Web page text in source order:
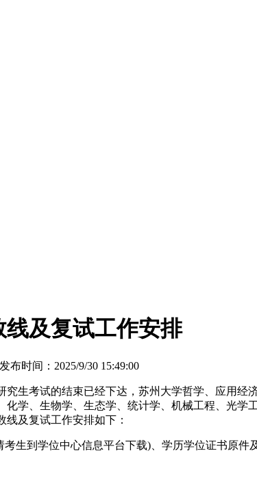
及复试工作安排
发布时间：2025/9/30 15:49:00
考试的结束已经下达，苏州大学哲学、应用经
学、生物学、生态学、统计学、机械工程、光学
及复试工作安排如下：
到学位中心信息平台下载)、学历学位证书原件